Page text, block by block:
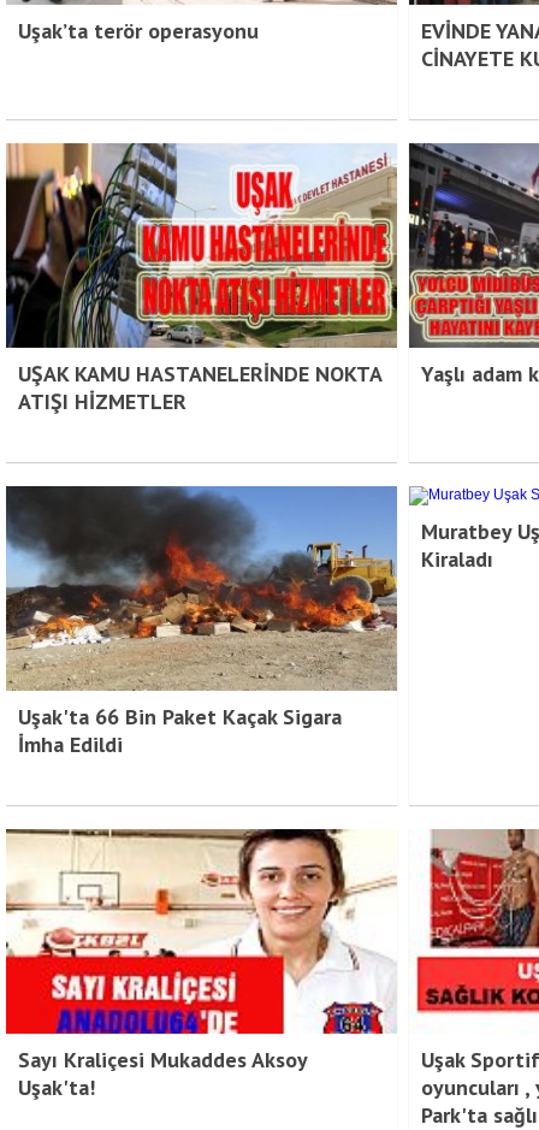
Uşak’ta terör operasyonu
EVİNDE
CİNAYETE
UŞAK KAMU HASTANELERİNDE NOKTA
ATIŞI HİZMETLER
Yaşlı adam
Uşak'ta 66 Bin Paket Kaçak Sigara
İmha Edildi
Muratbey
Kiraladı
Sayı Kraliçesi Mukaddes Aksoy
Uşak'ta!
Uşak
oyuncuları
Park'ta